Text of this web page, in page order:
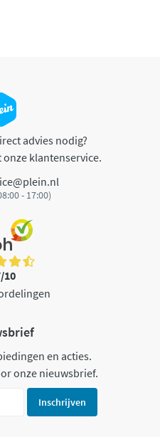
advies nodig?
onze klantenservice.
- 17:00)
10
en acties.
onze nieuwsbrief.
Inschrijven